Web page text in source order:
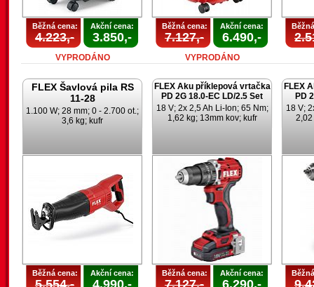
Běžná cena:
4.223,-
Akční cena:
3.850,-
VYPRODÁNO
Běžná cena:
7.127,-
Akční cena:
6.490,-
VYPRODÁNO
FLEX Šavlová pila RS
11-28
1.100 W; 28 mm; 0 - 2.700 ot.;
3,6 kg; kufr
Běžná cena:
5.554,-
Akční cena:
4.990,-
FLEX Aku příklepová vrtačka
PD 2G 18.0-EC LD/2.5 Set
18 V; 2x 2,5 Ah Li-Ion; 65 Nm;
1,62 kg; 13mm kov; kufr
Běžná cena:
7.127,-
Akční cena:
6.290,-
FLEX
PD
18 V;
2,02